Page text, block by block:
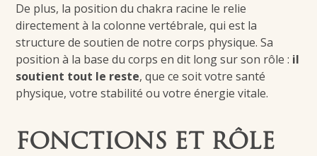
De plus, la position du chakra racine le relie
directement à la colonne vertébrale, qui est la
structure de soutien de notre corps physique. Sa
position à la base du corps en dit long sur son rôle : il
soutient tout le reste, que ce soit votre santé
physique, votre stabilité ou votre énergie vitale.
FONCTIONS ET RÔLE